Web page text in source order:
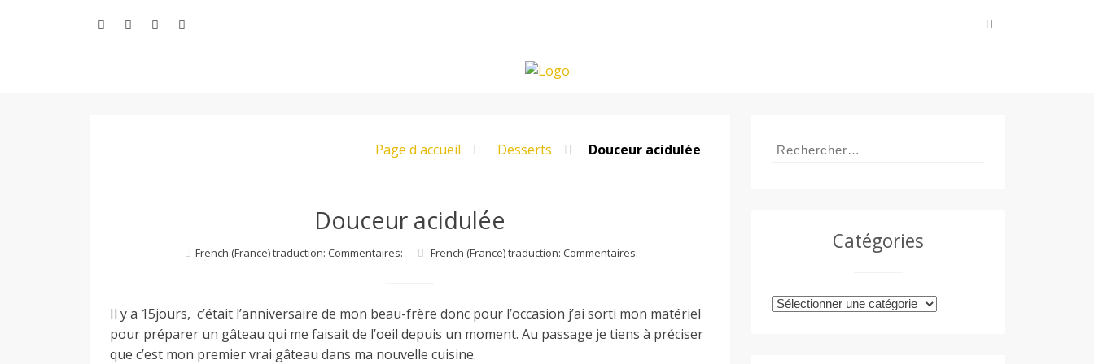
n
Page d'accueil Desserts Douceur acidulée
Douceur acidulée
French (France) traduction: Commentaires: French (France) traduction: Commentaires:
Il y a 15jours, c’était l’anniversaire de mon beau-frère donc pour l’occasion j’ai sorti mon matériel
pour préparer un gâteau qui me faisait de l’oeil depuis un moment. Au passage je tiens à préciser
que c’est mon premier vrai gâteau dans ma nouvelle cuisine.
Rechercher :
Catégories
Catégories